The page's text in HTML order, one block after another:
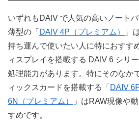
いずれもDAIV で人気の高いノート
薄型の「 DAIV 4P（プレミアム）
」
持ち運んで使いたい人に特におすす
ィスプレイを搭載する DAIV 6 シリ
処理能力があります。特にそのなか
ィックスカードを搭載する「 DAIV
6N（プレミアム）
」はRAW現像や
すめです。